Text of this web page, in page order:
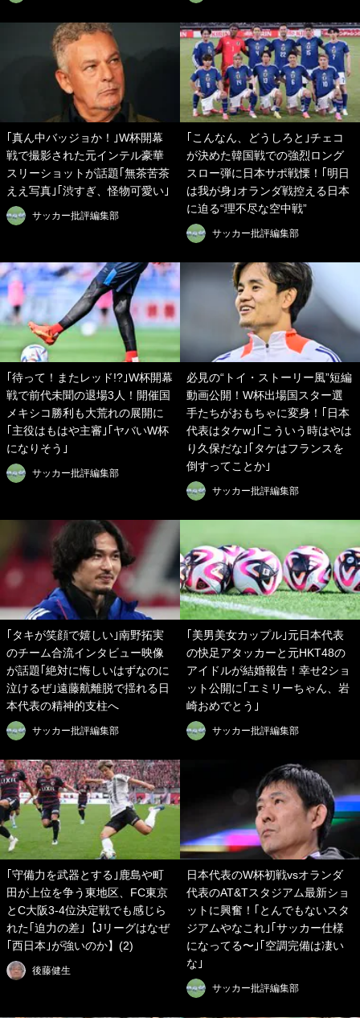
｢真ん中バッジョか！｣W杯開幕
戦で撮影された元インテル豪華
スリーショットが話題｢無茶苦茶
ええ写真｣｢渋すぎ、怪物可愛い｣
サッカー批評編集部
｢こんなん、どうしろと｣チェコ
が決めた韓国戦での強烈ロング
スロー弾に日本サポ戦慄！｢明日
は我が身｣オランダ戦控える日本
に迫る“理不尽な空中戦”
サッカー批評編集部
｢待って！またレッド!?｣W杯開幕
戦で前代未聞の退場3人！開催国
メキシコ勝利も大荒れの展開に
｢主役はもはや主審｣｢ヤバいW杯
になりそう｣
サッカー批評編集部
必見の“トイ・ストーリー風”短編
動画公開！W杯出場国スター選
手たちがおもちゃに変身！｢日本
代表はタケw｣｢こういう時はやは
り久保だな｣｢タケはフランスを
倒すってことか｣
サッカー批評編集部
｢タキが笑顔で嬉しい｣南野拓実
のチーム合流インタビュー映像
が話題｢絶対に悔しいはずなのに
泣けるぜ｣遠藤航離脱で揺れる日
本代表の精神的支柱へ
サッカー批評編集部
｢美男美女カップル｣元日本代表
の快足アタッカーと元HKT48の
アイドルが結婚報告！幸せ2ショ
ット公開に｢エミリーちゃん、岩
崎おめでとう｣
サッカー批評編集部
｢守備力を武器とする｣鹿島や町
田が上位を争う東地区、FC東京
とC大阪3-4位決定戦でも感じら
れた｢迫力の差｣【Jリーグはなぜ
｢西日本｣が強いのか】(2)
後藤健生
日本代表のW杯初戦vsオランダ
代表のAT&Tスタジアム最新ショ
ットに興奮！｢とんでもないスタ
ジアムやなこれ｣｢サッカー仕様
になってる〜｣｢空調完備は凄い
な｣
サッカー批評編集部